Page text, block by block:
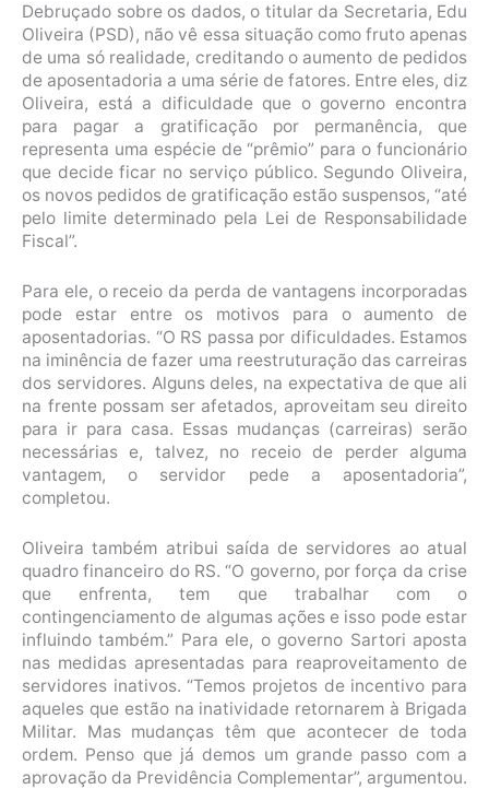
Debruçado sobre os dados, o titular da Secretaria, Edu
Oliveira (PSD), não vê essa situação como fruto apenas
de uma só realidade, creditando o aumento de pedidos
de aposentadoria a uma série de fatores. Entre eles, diz
Oliveira, está a dificuldade que o governo encontra
para pagar a gratificação por permanência, que
representa uma espécie de “prêmio” para o funcionário
que decide ficar no serviço público. Segundo Oliveira,
os novos pedidos de gratificação estão suspensos, “até
pelo limite determinado pela Lei de Responsabilidade
Fiscal”.
Para ele, o receio da perda de vantagens incorporadas
pode estar entre os motivos para o aumento de
aposentadorias. “O RS passa por dificuldades. Estamos
na iminência de fazer uma reestruturação das carreiras
dos servidores. Alguns deles, na expectativa de que ali
na frente possam ser afetados, aproveitam seu direito
para ir para casa. Essas mudanças (carreiras) serão
necessárias e, talvez, no receio de perder alguma
vantagem, o servidor pede a aposentadoria”,
completou.
Oliveira também atribui saída de servidores ao atual
quadro financeiro do RS. “O governo, por força da crise
que enfrenta, tem que trabalhar com o
contingenciamento de algumas ações e isso pode estar
influindo também.” Para ele, o governo Sartori aposta
nas medidas apresentadas para reaproveitamento de
servidores inativos. “Temos projetos de incentivo para
aqueles que estão na inatividade retornarem à Brigada
Militar. Mas mudanças têm que acontecer de toda
ordem. Penso que já demos um grande passo com a
aprovação da Previdência Complementar”, argumentou.